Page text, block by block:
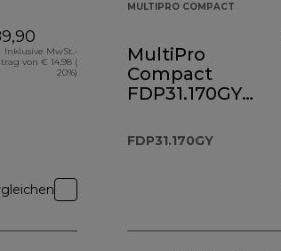
Inklusive MwSt.-
von € 14,98 (
20%)
MULTIPRO COMPACT
MultiPro
Compact
FDP31.170GY
Küchenmaschine
und Standmixer
FDP31.170GY